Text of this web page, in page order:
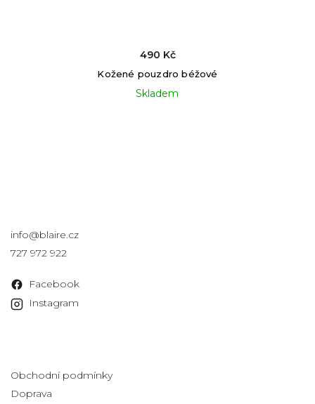
Kožené pouzdro béžové
Skladem
490 Kč
info@blaire.cz
727 972 922
Facebook
Instagram
Obchodní podmínky
Doprava